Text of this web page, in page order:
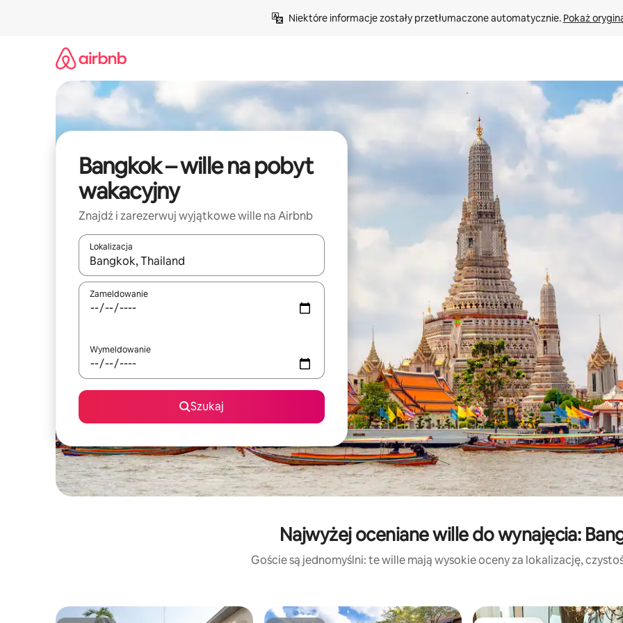
Niektóre informacje zostały przetłumaczone automatycznie. Pokaż
Bangkok – wille na pobyt
wakacyjny
Znajdź i zarezerwuj wyjątkowe wille na Airbnb
Lokalizacja
Gdy wyniki będą dostępne, możesz poruszać się po nich za pomocą klawiszy strzałek w górę i w dół lub przeglądać je
Zameldowanie
Wymeldowanie
Szukaj
Najwyżej oceniane wille do wynajęcia:
Goście są jednomyślni: te wille mają wysokie oceny za lokalizację,